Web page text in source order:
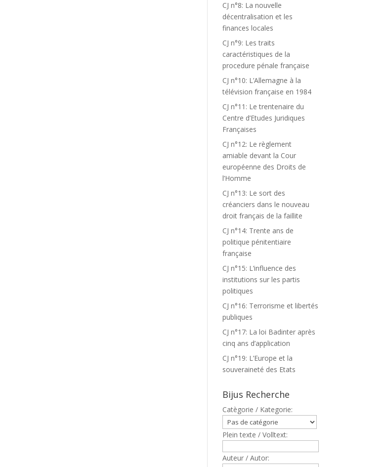
CJ n°8: La nouvelle
décentralisation et les
finances locales
CJ n°9: Les traits
caractéristiques de la
procedure pénale française
CJ n°10: L’Allemagne à la
télévision française en 1984
CJ n°11: Le trentenaire du
Centre d’Etudes Juridiques
Françaises
CJ n°12: Le règlement
amiable devant la Cour
européenne des Droits de
l’Homme
CJ n°13: Le sort des
créanciers dans le nouveau
droit français de la faillite
CJ n°14: Trente ans de
politique pénitentiaire
française
CJ n°15: L’influence des
institutions sur les partis
politiques
CJ n°16: Terrorisme et libertés
publiques
CJ n°17: La loi Badinter après
cinq ans d’application
CJ n°19: L’Europe et la
souveraineté des Etats
Bijus Recherche
Catègorie / Kategorie:
Plein texte / Volltext:
Auteur / Autor: